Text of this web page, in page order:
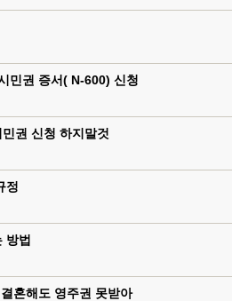
민권 증서( N-600) 신청
권 신청 하지말것
정
방법
혼해도 영주권 못받아